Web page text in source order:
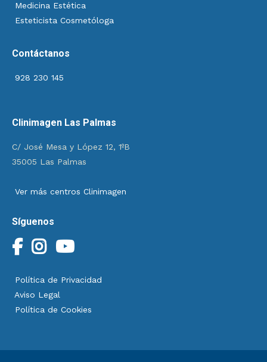
Medicina Estética
Esteticista Cosmetóloga
Contáctanos
928 230 145
Clinimagen Las Palmas
C/ José Mesa y López 12, 1ºB
35005 Las Palmas
Ver más centros Clinimagen
Síguenos
Política de Privacidad
Aviso Legal
Política de Cookies